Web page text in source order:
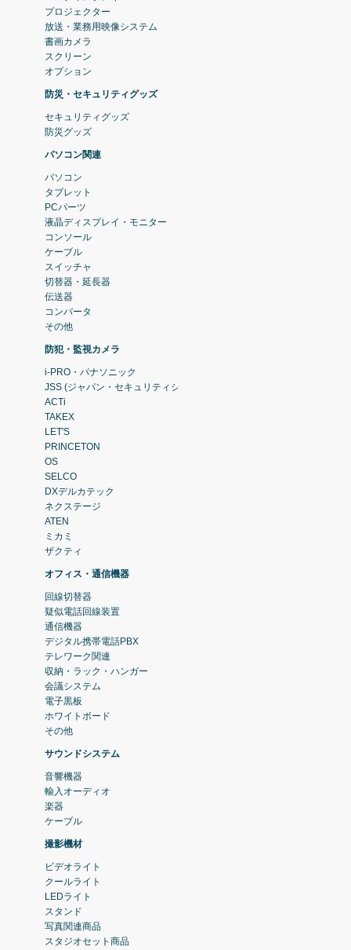
プロジェクター
放送・業務用映像システム
書画カメラ
スクリーン
オプション
防災・セキュリティグッズ
セキュリティグッズ
防災グッズ
パソコン関連
パソコン
タブレット
PCパーツ
液晶ディスプレイ・モニター
コンソール
ケーブル
スイッチャ
切替器・延長器
伝送器
コンバータ
その他
防犯・監視カメラ
i-PRO・パナソニック
JSS (ジャパン・セキュリティシステム)
ACTi
TAKEX
LET'S
PRINCETON
OS
SELCO
DXデルカテック
ネクステージ
ATEN
ミカミ
ザクティ
オフィス・通信機器
回線切替器
疑似電話回線装置
通信機器
デジタル携帯電話PBX
テレワーク関連
収納・ラック・ハンガー
会議システム
電子黒板
ホワイトボード
その他
サウンドシステム
音響機器
輸入オーディオ
楽器
ケーブル
撮影機材
ビデオライト
クールライト
LEDライト
スタンド
写真関連商品
スタジオセット商品